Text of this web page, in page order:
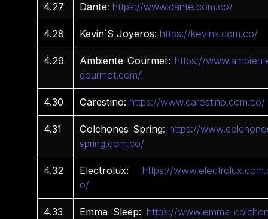
4.27 Dante:https://www.dante.com.co/
4.28 Kevin´S Joyeros:https://kevins.com.co/
4.29 Ambiente Gourmet: https://
gourmet.com/
4.30 Carestino: https://www.carestino.com.co/
4.31 Colchones Spring:https://
spring.com.co/
4.32 Electrolux:
https://
o/
4.33 Emma Sleep:https://www.emma-